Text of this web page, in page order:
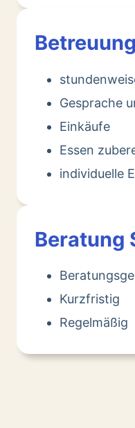
Gesprache
Einkäufe
Essen
individuelle
Beratung
Kurzfristig
Regelmäßig